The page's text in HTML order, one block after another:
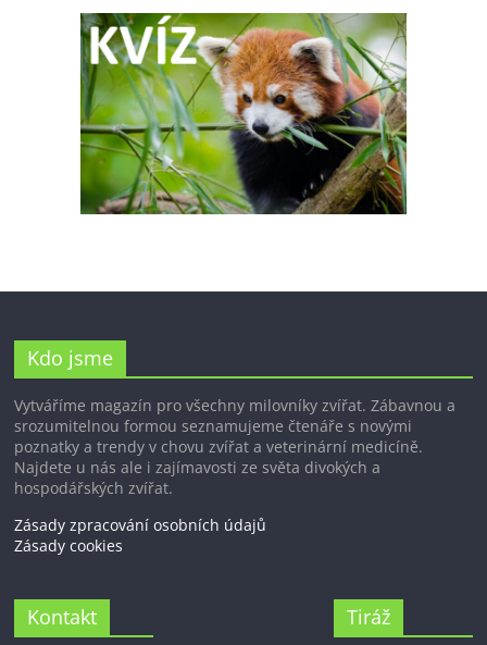
Kdo jsme
Vytváříme magazín pro všechny milovníky zvířat. Zábavnou a
srozumitelnou formou seznamujeme čtenáře s novými
poznatky a trendy v chovu zvířat a veterinární medicíně.
Najdete u nás ale i zajímavosti ze světa divokých a
hospodářských zvířat.
Zásady zpracování osobních údajů
Zásady cookies
Kontakt Tiráž